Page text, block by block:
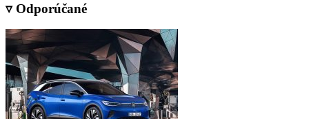
▿ Odporúčané